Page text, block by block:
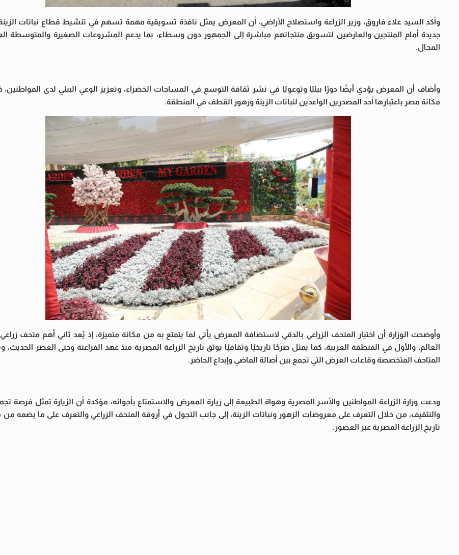
وأكد السيد علاء فاروق، وزير الزراعة واستصلاح الأراضي، أن المعرض يمثل نافذة تسويقية مهمة تسهم في تنشيط قطاع نباتات
جديدة أمام المنتجين والعارضين لتسويق منتجاتهم مباشرة إلى الجمهور دون وسطاء، بما يدعم المشروعات الصغيرة والمتوسطة
المجال.
وأضاف أن المعرض يؤدي أيضًا دورًا بيئيًا وتوعويًا في نشر ثقافة التوسع في المساحات الخضراء، وتعزيز الوعي البيئي لدى
مكانة مصر باعتبارها أحد المصدرين الواعدين لنباتات الزينة وزهور القطف في المنطقة.
وأوضحت الوزارة أن اختيار المتحف الزراعي بالدقي لاستضافة المعرض يأتي لما يتمتع به من مكانة متميزة، إذ يُعد ثاني أهم متحف
العالم، والأول في المنطقة العربية، كما يمثل صرحًا تاريخيًا وثقافيًا يوثق تاريخ الزراعة المصرية منذ عهد الفراعنة وحتى العصر
المتاحف المتخصصة وقاعات العرض التي تجمع بين أصالة الماضي وإبداع الحاضر.
ودعت وزارة الزراعة المواطنين والأسر المصرية وهواة الطبيعة إلى زيارة المعرض والاستمتاع بأجوائه، مؤكدة أن الزيارة تمثل فرصة
والتثقيف، من خلال التعرف على معروضات الزهور ونباتات الزينة، إلى جانب التجول في أروقة المتحف الزراعي والتعرف على ما يضمه من
تاريخ الزراعة المصرية عبر العصور.